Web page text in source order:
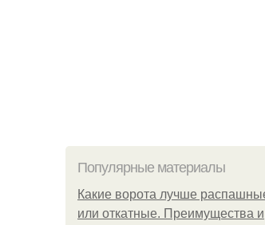
Популярные материалы
Какие ворота лучше
или откатные. Преимущества и